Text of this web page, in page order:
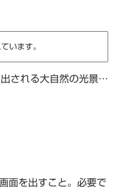
います。
される大自然の光景…
面を出すこと。必要で